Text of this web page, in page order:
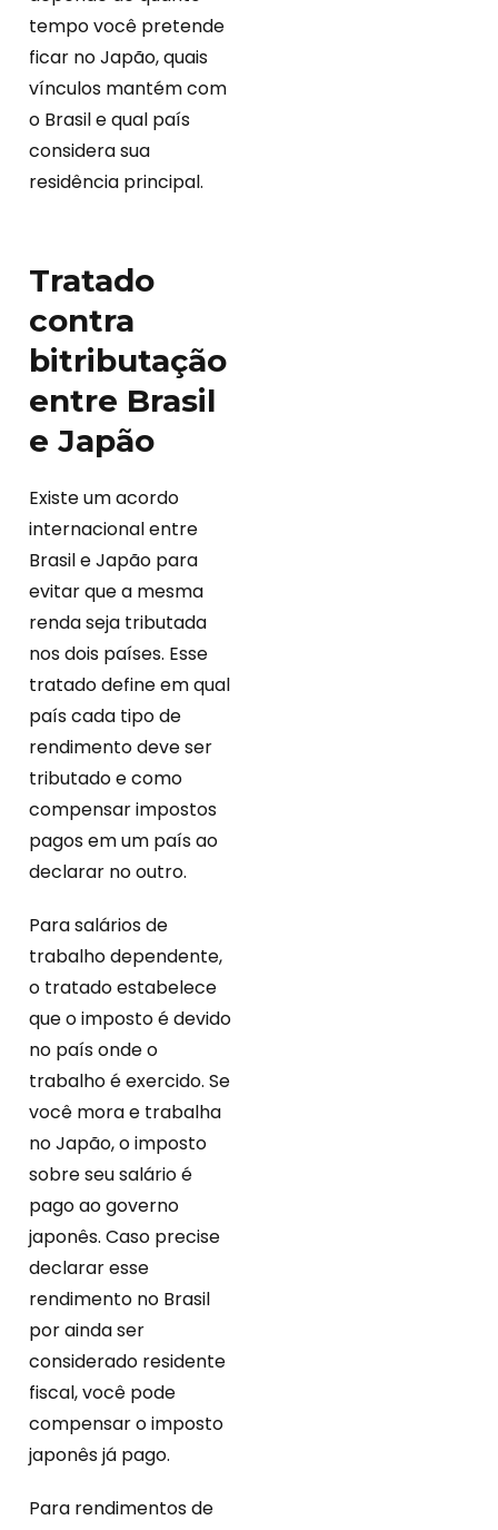
tempo você pretende
ficar no Japão, quais
vínculos mantém com
o Brasil e qual país
considera sua
residência principal.
Tratado
contra
bitributação
entre Brasil
e Japão
Existe um acordo
internacional entre
Brasil e Japão para
evitar que a mesma
renda seja tributada
nos dois países. Esse
tratado define em qual
país cada tipo de
rendimento deve ser
tributado e como
compensar impostos
pagos em um país ao
declarar no outro.
Para salários de
trabalho dependente,
o tratado estabelece
que o imposto é devido
no país onde o
trabalho é exercido. Se
você mora e trabalha
no Japão, o imposto
sobre seu salário é
pago ao governo
japonês. Caso precise
declarar esse
rendimento no Brasil
por ainda ser
considerado residente
fiscal, você pode
compensar o imposto
japonês já pago.
Para rendimentos de